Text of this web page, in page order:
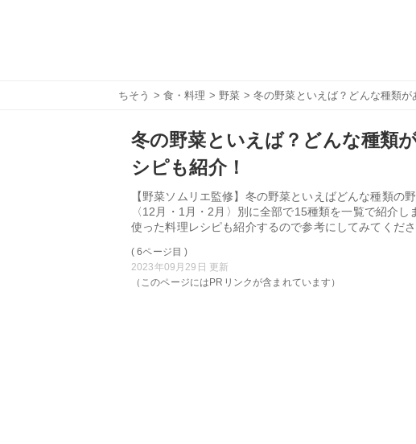
ちそう > 食・料理 > 野菜 > 冬の野菜といえば？どんな種類が
冬の野菜といえば？どんな種類
シピも紹介！
【野菜ソムリエ監修】冬の野菜といえばどんな種類の
〈12月・1月・2月〉別に全部で15種類を一覧で紹介
使った料理レシピも紹介するので参考にしてみてくださ
( 6ページ目 )
2023年09月29日 更新
（このページにはPRリンクが含まれています）